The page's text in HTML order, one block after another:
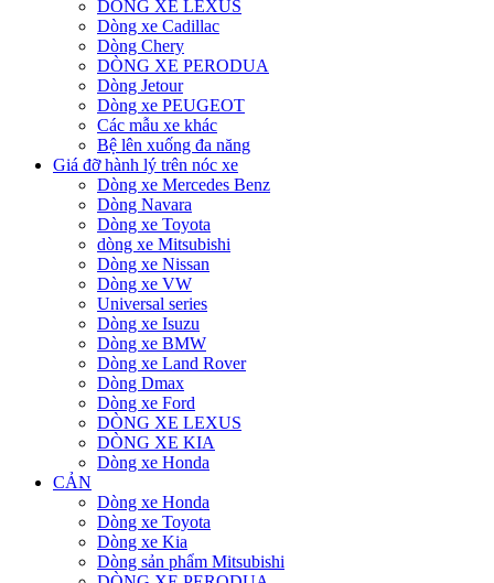
DÒNG XE LEXUS
Dòng xe Cadillac
Dòng Chery
DÒNG XE PERODUA
Dòng Jetour
Dòng xe PEUGEOT
Các mẫu xe khác
Bệ lên xuống đa năng
Giá đỡ hành lý trên nóc xe
Dòng xe Mercedes Benz
Dòng Navara
Dòng xe Toyota
dòng xe Mitsubishi
Dòng xe Nissan
Dòng xe VW
Universal series
Dòng xe Isuzu
Dòng xe BMW
Dòng xe Land Rover
Dòng Dmax
Dòng xe Ford
DÒNG XE LEXUS
DÒNG XE KIA
Dòng xe Honda
CẢN
Dòng xe Honda
Dòng xe Toyota
Dòng xe Kia
Dòng sản phẩm Mitsubishi